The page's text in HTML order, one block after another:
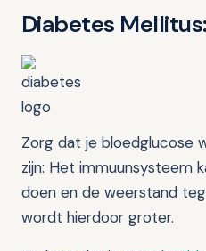
Diabetes Mellitus:
Zorg dat je bloedglucose
zijn: Het immuunsysteem
doen en de weerstand
wordt hierdoor groter.